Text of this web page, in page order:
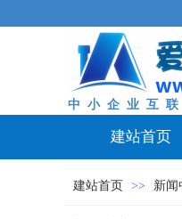
中 小 企 业 互
建站首页
建站首页 >> 新闻